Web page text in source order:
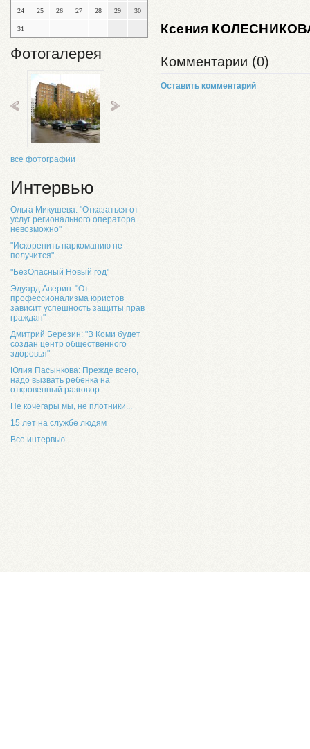
24 25 26 27 28 29 30
31
Фотогалерея
все фотографии
Интервью
Ольга Микушева: "Отказаться от
услуг регионального оператора
невозможно"
"Искоренить наркоманию не
получится"
"БезОпасный Новый год"
Эдуард Аверин: "От
профессионализма юристов
зависит успешность защиты прав
граждан"
Дмитрий Березин: "В Коми будет
создан центр общественного
здоровья"
Юлия Пасынкова: Прежде всего,
надо вызвать ребенка на
откровенный разговор
Не кочегары мы, не плотники...
15 лет на службе людям
Все интервью
Ксения
Комментарии (0)
Оставить комментарий